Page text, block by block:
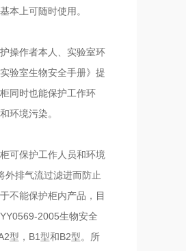
本上可随时使用。
操作者本人、实验室环
验室生物安全手册》提
同时也能保护工作环
环境污染。
可保护工作人员和环境
外排气流过滤进而防止
不能保护柜内产品，目
2005生物安全
型，B1型和B2型。所